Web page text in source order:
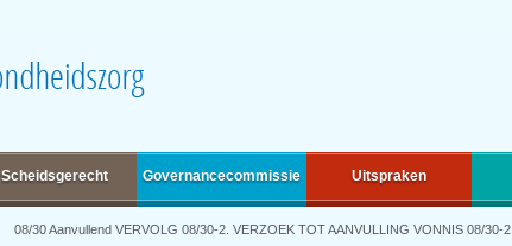
Scheidsgerecht Governancecommissie Uitspraken
08/30 Aanvullend VERVOLG 08/30-2. VERZOEK TOT AANVULLING VONNIS 08/30-2